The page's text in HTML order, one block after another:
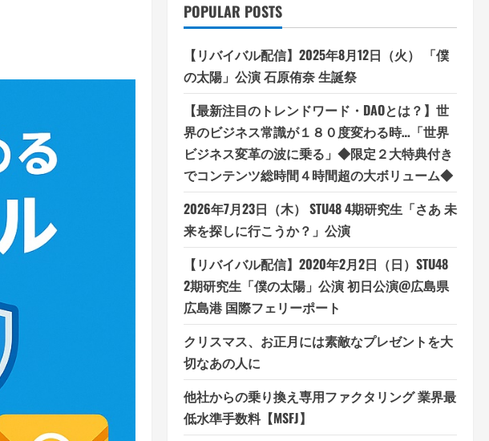
POPULAR POSTS
【リバイバル配信】2025年8月12日（火） 「僕
の太陽」公演 石原侑奈 生誕祭
【最新注目のトレンドワード・DAOとは？】世
界のビジネス常識が１８０度変わる時…「世界
ビジネス変革の波に乗る」◆限定２大特典付き
でコンテンツ総時間４時間超の大ボリューム◆
2026年7月23日（木） STU48 4期研究生「さあ 未
来を探しに行こうか？」公演
【リバイバル配信】2020年2月2日（日）STU48
2期研究生「僕の太陽」公演 初日公演@広島県
広島港 国際フェリーポート
クリスマス、お正月には素敵なプレゼントを大
切なあの人に
他社からの乗り換え専用ファクタリング 業界最
低水準手数料【MSFJ】